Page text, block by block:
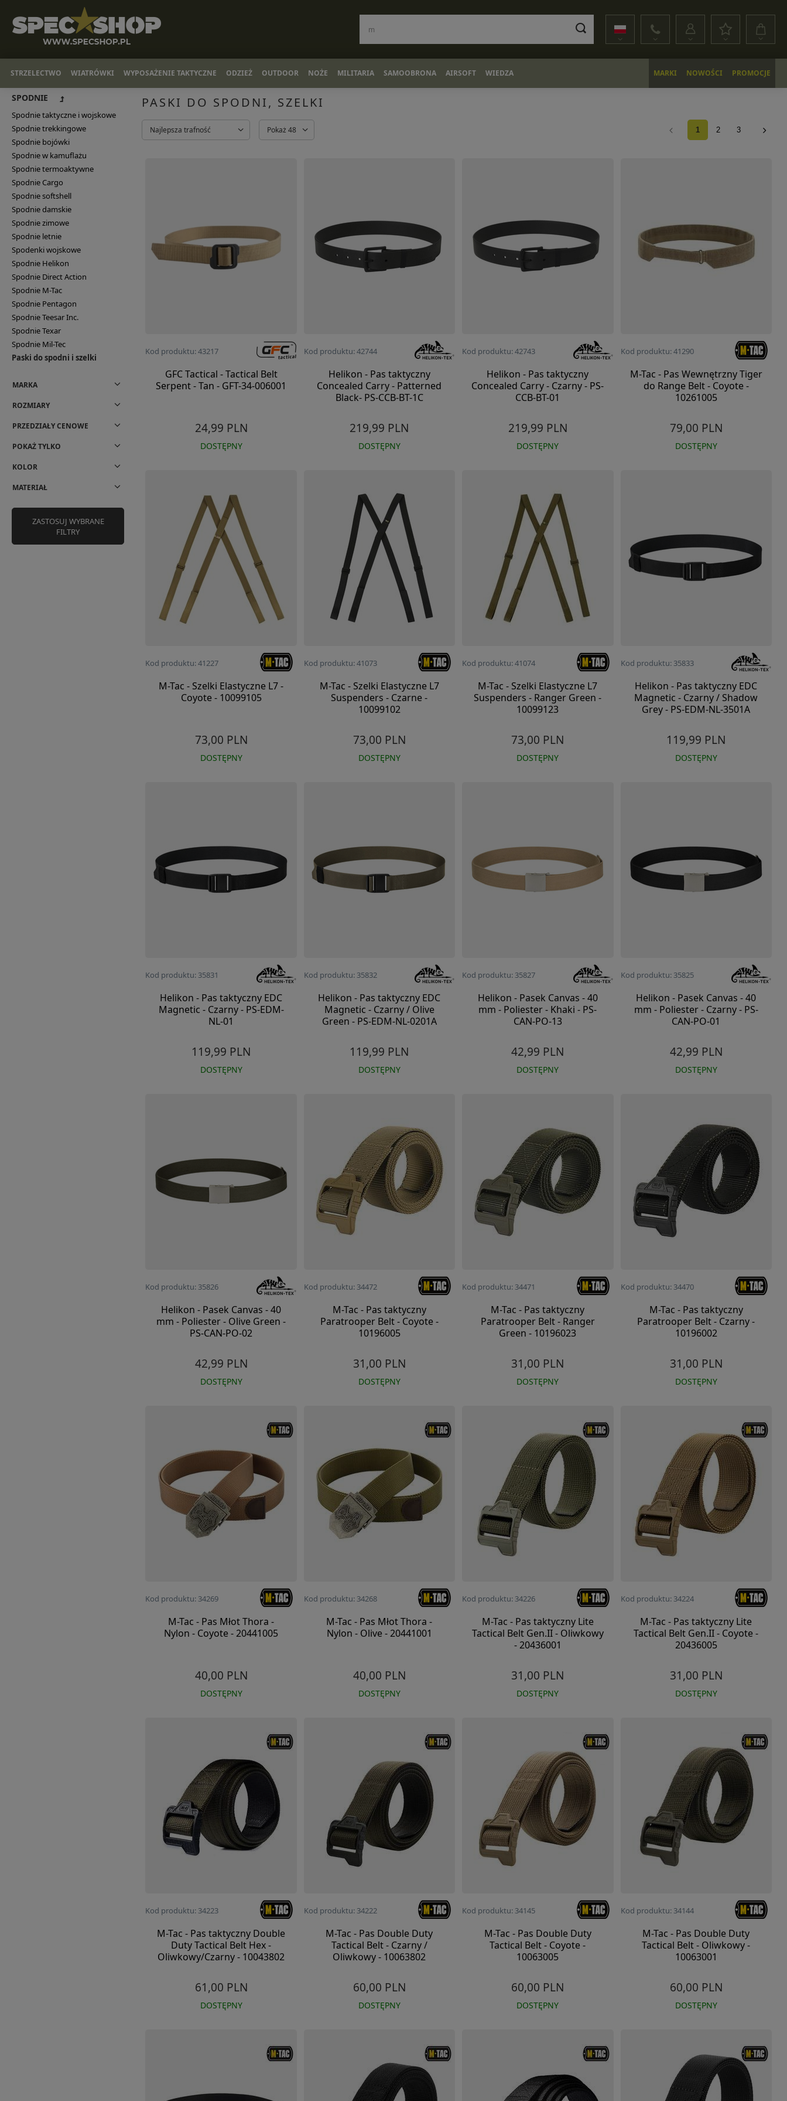
STRZELECTWO WIATRÓWKI WYPOSAŻENIE TAKTYCZNE ODZIEŻ OUTDOOR NOŻE MILITARIA SAMOOBRONA AIRSOFT WIEDZA MARKI NOWOŚCI PROMOCJE
SPODNIE
Spodnie taktyczne i wojskowe
Spodnie trekkingowe
Spodnie bojówki
Spodnie w kamuflażu
Spodnie termoaktywne
Spodnie Cargo
Spodnie softshell
Spodnie damskie
Spodnie zimowe
Spodnie letnie
Spodenki wojskowe
Spodnie Helikon
Spodnie Direct Action
Spodnie M-Tac
Spodnie Pentagon
Spodnie Teesar Inc.
Spodnie Texar
Spodnie Mil-Tec
Paski do spodni i szelki
MARKA
ROZMIARY
PRZEDZIAŁY CENOWE
POKAŻ TYLKO
KOLOR
MATERIAŁ
ZASTOSUJ WYBRANE
FILTRY
PASKI DO SPODNI, SZELKI
Najlepsza trafność Pokaż 48 1 2 3
Kod produktu: 43217
GFC Tactical - Tactical Belt
Serpent - Tan - GFT-34-006001
24,99 PLN
DOSTĘPNY
Kod produktu: 42744
Helikon - Pas taktyczny
Concealed Carry - Patterned
Black- PS-CCB-BT-1C
219,99 PLN
DOSTĘPNY
Kod produktu: 42743
Helikon - Pas taktyczny
Concealed Carry - Czarny - PS-
CCB-BT-01
219,99 PLN
DOSTĘPNY
Kod produktu: 41290
M-Tac - Pas Wewnętrzny Tiger
do Range Belt - Coyote -
10261005
79,00 PLN
DOSTĘPNY
Kod produktu: 41227
M-Tac - Szelki Elastyczne L7 -
Coyote - 10099105
73,00 PLN
DOSTĘPNY
Kod produktu: 41073
M-Tac - Szelki Elastyczne L7
Suspenders - Czarne -
10099102
73,00 PLN
DOSTĘPNY
Kod produktu: 41074
M-Tac - Szelki Elastyczne L7
Suspenders - Ranger Green -
10099123
73,00 PLN
DOSTĘPNY
Kod produktu: 35833
Helikon - Pas taktyczny EDC
Magnetic - Czarny / Shadow
Grey - PS-EDM-NL-3501A
119,99 PLN
DOSTĘPNY
Kod produktu: 35831
Helikon - Pas taktyczny EDC
Magnetic - Czarny - PS-EDM-
NL-01
119,99 PLN
DOSTĘPNY
Kod produktu: 35832
Helikon - Pas taktyczny EDC
Magnetic - Czarny / Olive
Green - PS-EDM-NL-0201A
119,99 PLN
DOSTĘPNY
Kod produktu: 35827
Helikon - Pasek Canvas - 40
mm - Poliester - Khaki - PS-
CAN-PO-13
42,99 PLN
DOSTĘPNY
Kod produktu: 35825
Helikon - Pasek Canvas - 40
mm - Poliester - Czarny - PS-
CAN-PO-01
42,99 PLN
DOSTĘPNY
Kod produktu: 35826
Helikon - Pasek Canvas - 40
mm - Poliester - Olive Green -
PS-CAN-PO-02
42,99 PLN
DOSTĘPNY
Kod produktu: 34472
M-Tac - Pas taktyczny
Paratrooper Belt - Coyote -
10196005
31,00 PLN
DOSTĘPNY
Kod produktu: 34471
M-Tac - Pas taktyczny
Paratrooper Belt - Ranger
Green - 10196023
31,00 PLN
DOSTĘPNY
Kod produktu: 34470
M-Tac - Pas taktyczny
Paratrooper Belt - Czarny -
10196002
31,00 PLN
DOSTĘPNY
Kod produktu: 34269
M-Tac - Pas Młot Thora -
Nylon - Coyote - 20441005
40,00 PLN
DOSTĘPNY
Kod produktu: 34268
M-Tac - Pas Młot Thora -
Nylon - Olive - 20441001
40,00 PLN
DOSTĘPNY
Kod produktu: 34226
M-Tac - Pas taktyczny Lite
Tactical Belt Gen.II - Oliwkowy
- 20436001
31,00 PLN
DOSTĘPNY
Kod produktu: 34224
M-Tac - Pas taktyczny Lite
Tactical Belt Gen.II - Coyote -
20436005
31,00 PLN
DOSTĘPNY
Kod produktu: 34223
M-Tac - Pas taktyczny Double
Duty Tactical Belt Hex -
Oliwkowy/Czarny - 10043802
61,00 PLN
DOSTĘPNY
Kod produktu: 34222
M-Tac - Pas Double Duty
Tactical Belt - Czarny /
Oliwkowy - 10063802
60,00 PLN
DOSTĘPNY
Kod produktu: 34145
M-Tac - Pas Double Duty
Tactical Belt - Coyote -
10063005
60,00 PLN
DOSTĘPNY
Kod produktu: 34144
M-Tac - Pas Double Duty
Tactical Belt - Oliwkowy -
10063001
60,00 PLN
DOSTĘPNY